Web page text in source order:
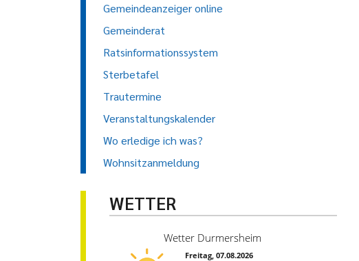
Gemeindeanzeiger online
Gemeinderat
Ratsinformationssystem
Sterbetafel
Trautermine
Veranstaltungskalender
Wo erledige ich was?
Wohnsitzanmeldung
WETTER
Wetter Durmersheim
Freitag, 07.08.2026